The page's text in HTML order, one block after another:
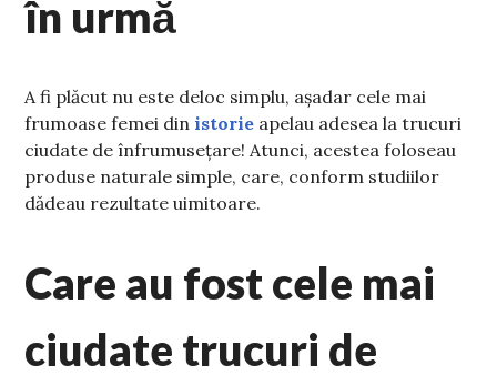
în urmă
A fi plăcut nu este deloc simplu, așadar cele mai
frumoase femei din istorie apelau adesea la trucuri
ciudate de înfrumusețare! Atunci, acestea foloseau
produse naturale simple, care, conform studiilor
dădeau rezultate uimitoare.
Care au fost cele mai
ciudate trucuri de